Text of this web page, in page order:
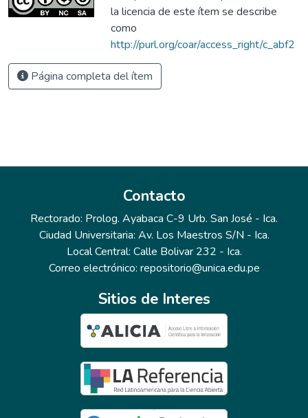
la licencia de este ítem se describe
como
http://purl.org/coar/access_right/c_abf2
Página completa del ítem
Contacto
Rectorado: Prolog. Ayabaca C-9 Urb. San José - Ica.
Ciudad Universitaria: Av. Los Maestros S/N - Ica.
Local Central: Calle Bolivar 232 - Ica.
Correo electrónico: repositorio@unica.edu.pe
Sitios de Interes